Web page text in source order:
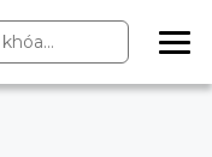
ME
NU